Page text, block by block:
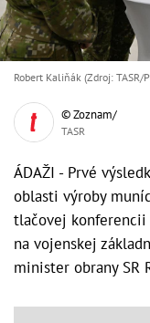
Robert Kaliňák (Zdroj: TASR/
© Zoznam/
TASR
ÁDAŽI - Prvé
oblasti výroby
tlačovej konferencii
na vojenskej
minister obrany SR